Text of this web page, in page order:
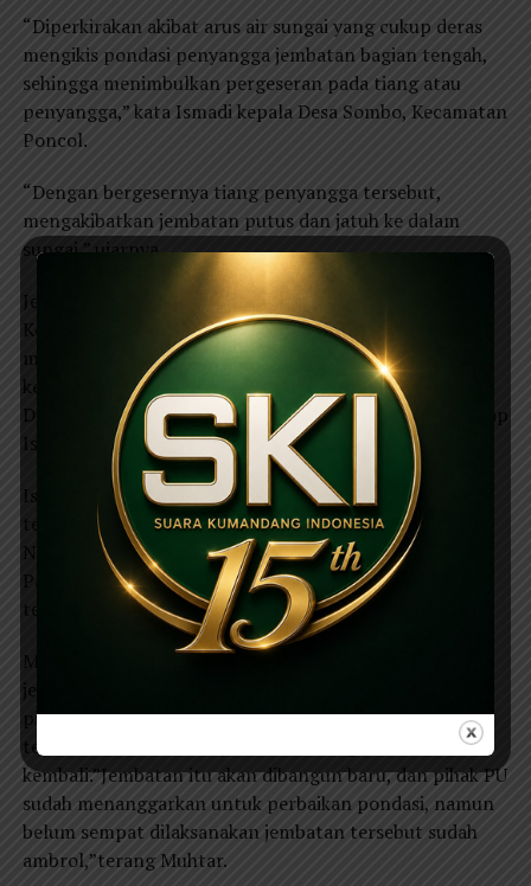
“Diperkirakan akibat arus air sungai yang cukup deras
mengikis pondasi penyangga jembatan bagian tengah,
sehingga menimbulkan pergeseran pada tiang atau
penyangga,” kata Ismadi kepala Desa Sombo, Kecamatan
Poncol.
“Dengan bergesernya tiang penyangga tersebut,
mengakibatkan jembatan putus dan jatuh ke dalam
sungai,” ujarnya.
Jembatan Duwet berlokasi.RT. 02, RW 05, Desa Sombo,
Kecamatan Poncol. Jembatan tersebut, kata Ismidi­­,
merupakan akses vital yang menghubungkan dua
kecamatan,”Jembatan duwet merupakan jembatan
Dinas Pekerja Umum dan sudah berumur 30 tahun,” ucap
Ismadi.
Ismadi memastikan tak ada korban dalam kejadian
tersebut. Hanya, akses jalan Desa Sombo menuju Desa
Ngaglek dan dua kecamatan Poncol dan Kecamatan
Parang untuk sementara ditutup. ” Dalam peristiwa
tersebut, tidak terdapat korban jiwa,” tutur Ismadi.
Muhtar Wahid Kepala Bidang Bina Marga jalan dan
jembatan DPU Kabupaten Magetan mengatakan,
pihaknya sudah mengetahui dengan kondisi jembatan
tersebut sudah waktunya untuk dibangun
kembali.”Jembatan itu akan dibangun baru, dan pihak PU
sudah menanggarkan untuk perbaikan pondasi, namun
belum sempat dilaksanakan jembatan tersebut sudah
ambrol,”terang Muhtar.